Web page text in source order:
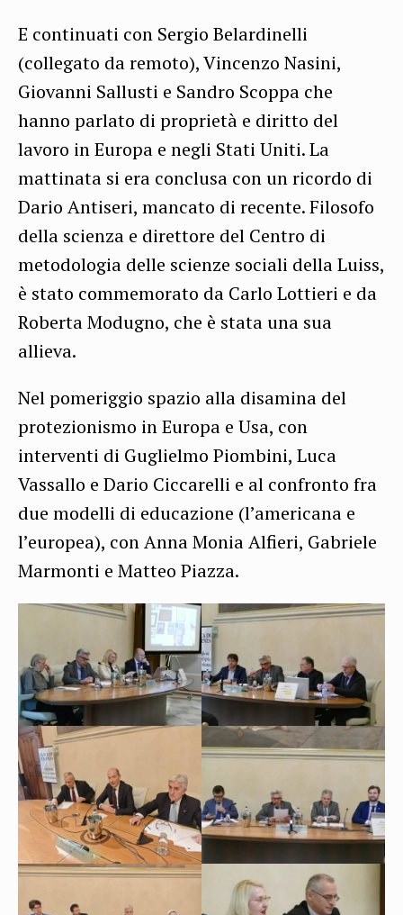
E continuati con Sergio Belardinelli
(collegato da remoto), Vincenzo Nasini,
Giovanni Sallusti e Sandro Scoppa che
hanno parlato di proprietà e diritto del
lavoro in Europa e negli Stati Uniti. La
mattinata si era conclusa con un ricordo di
Dario Antiseri, mancato di recente. Filosofo
della scienza e direttore del Centro di
metodologia delle scienze sociali della Luiss,
è stato commemorato da Carlo Lottieri e da
Roberta Modugno, che è stata una sua
allieva.
Nel pomeriggio spazio alla disamina del
protezionismo in Europa e Usa, con
interventi di Guglielmo Piombini, Luca
Vassallo e Dario Ciccarelli e al confronto fra
due modelli di educazione (l’americana e
l’europea), con Anna Monia Alfieri, Gabriele
Marmonti e Matteo Piazza.